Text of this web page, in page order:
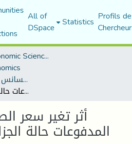
All of
DSpace Statistics Profils
Faculty of Economic Sciences, Commerce and Management Sciences
Graduate Reports - تقارير الليسانس
أثر تغير سعر الصرف على ميزان المدفوعات حالة الجزائر 2000_2010
أثر تغير سعر
المدفوعات حالة الجزائر